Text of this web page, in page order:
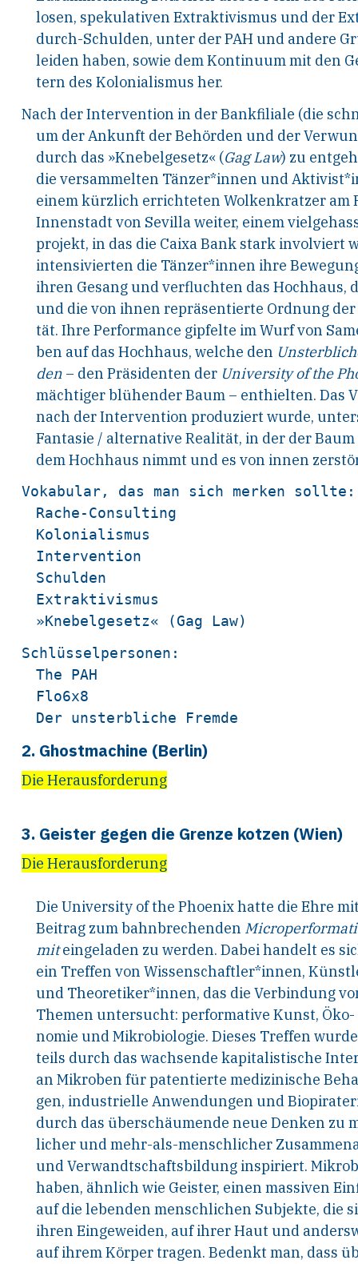
losen, spekulativen Extraktivismus und der
durch-Schulden, unter der PAH und andere
leiden haben, sowie dem Kontinuum mit den
tern des Kolonialismus her.
Nach der Intervention in der Bankfiliale (die
um der Ankunft der Behörden und der
durch das »Knebelgesetz« (Gag Law) zu
die versammelten Tänzer*innen und
einem kürzlich errichteten Wolkenkratzer am
Innenstadt von Sevilla weiter, einem
projekt, in das die Caixa Bank stark involviert
intensivierten die Tänzer*innen ihre
ihren Gesang und verfluchten das Hochhaus,
und die von ihnen repräsentierte Ordnung
tät. Ihre Performance gipfelte im Wurf von
ben auf das Hochhaus, welche den
den – den Präsidenten der University of the
mächtiger blühender Baum – enthielten. Das
nach der Intervention produziert wurde,
Fantasie / alternative Realität, in der der Baum
dem Hochhaus nimmt und es von innen
Vokabular, das man sich merken sollte:
Rache-Consulting
Kolonialismus
Intervention
Schulden
Extraktivismus
Schlüsselpersonen:
The PAH
Flo6x8
2. Ghostmachine (Berlin)
Die Herausforderung
3. Geister gegen die Grenze kotzen (Wien)
Die Herausforderung
Die University of the Phoenix hatte die Ehre
Beitrag zum bahnbrechenden
miteingeladen zu werden. Dabei handelt es
ein Treffen von Wissenschaftler*innen,
und Theoretiker*innen, das die Verbindung
Themen untersucht: performative Kunst, Öko-
nomie und Mikrobiologie. Dieses Treffen wurde
teils durch das wachsende kapitalistische
an Mikroben für patentierte medizinische
gen, industrielle Anwendungen und
durch das überschäumende neue Denken zu
licher und mehr-als-menschlicher
und Verwandtschaftsbildung inspiriert.
haben, ähnlich wie Geister, einen massiven
auf die lebenden menschlichen Subjekte, die
ihren Eingeweiden, auf ihrer Haut und
auf ihrem Körper tragen. Bedenkt man, dass